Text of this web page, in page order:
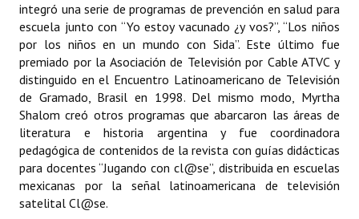
integró una serie de programas de prevención en salud para
escuela junto con “Yo estoy vacunado ¿y vos?”, “Los niños
por los niños en un mundo con Sida”. Este último fue
premiado por la Asociación de Televisión por Cable ATVC y
distinguido en el Encuentro Latinoamericano de Televisión
de Gramado, Brasil en 1998. Del mismo modo, Myrtha
Shalom creó otros programas que abarcaron las áreas de
literatura e historia argentina y fue coordinadora
pedagógica de contenidos de la revista con guías didácticas
para docentes “Jugando con cl@se”, distribuida en escuelas
mexicanas por la señal latinoamericana de televisión
satelital Cl@se.